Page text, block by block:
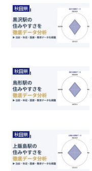
秋田県
秋田県
秋田県